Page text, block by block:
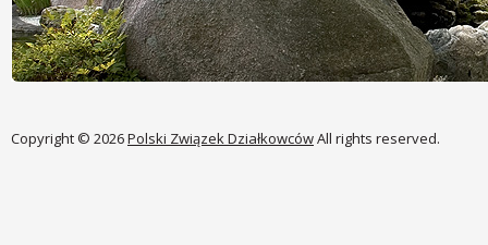
Copyright © 2026Polski Związek DziałkowcówAll rights reserved.